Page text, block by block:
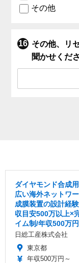
その他
その他、リ
聞かせくだ
ダイヤモンド合成
広い海外ネットワ
成膜装置の設計経
収目安500万以上×
イム制/年収500万
日総工産株式会社
東京都
年収500万円～